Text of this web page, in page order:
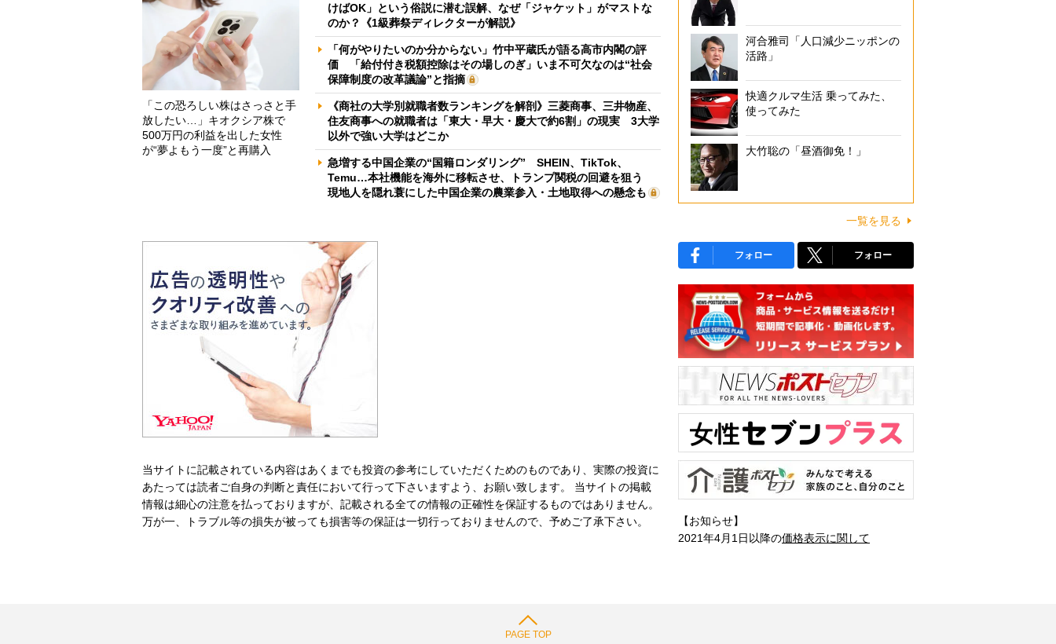
「この恐ろしい株はさっさと手
放したい…」キオクシア株で
500万円の利益を出した女性
が“夢よもう一度”と再購入
けばOK」という俗説に潜む誤解、なぜ「ジャケット」がマストな
のか？《1級葬祭ディレクターが解説》
「何がやりたいのか分からない」竹中平蔵氏が語る高市内閣の評
価 「給付付き税額控除はその場しのぎ」いま不可欠なのは“社会
保障制度の改革議論”と指摘
《商社の大学別就職者数ランキングを解剖》三菱商事、三井物産、
住友商事への就職者は「東大・早大・慶大で約6割」の現実 3大学
以外で強い大学はどこか
急増する中国企業の“国籍ロンダリング” SHEIN、TikTok、
Temu…本社機能を海外に移転させ、トランプ関税の回避を狙う
現地人を隠れ蓑にした中国企業の農業参入・土地取得への懸念も
当サイトに記載されている内容はあくまでも投資の参考にしていただくためのものであり、実際の投資に
あたっては読者ご自身の判断と責任において行って下さいますよう、お願い致します。 当サイトの掲載
情報は細心の注意を払っておりますが、記載される全ての情報の正確性を保証するものではありません。
万が一、トラブル等の損失が被っても損害等の保証は一切行っておりませんので、予めご了承下さい。
河合雅司「人口減少ニッポンの
活路」
快適クルマ生活 乗ってみた、
使ってみた
大竹聡の「昼酒御免！」
一覧を見る
フォロー フォロー
【お知らせ】
2021年4月1日以降の価格表示に関して
PAGE TOP